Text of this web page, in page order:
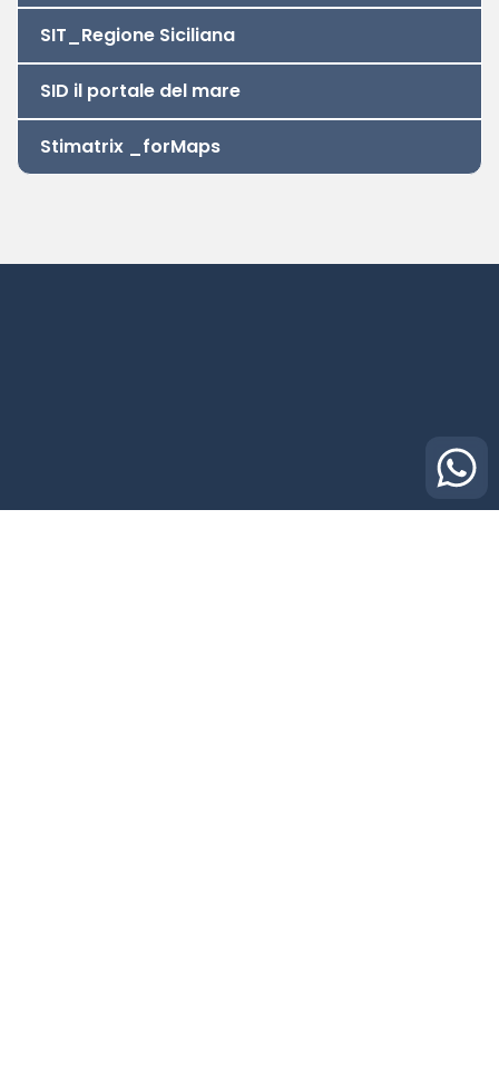
SIT_Regione Siciliana
SID il portale del mare
Stimatrix _forMaps
Privacy Policy| Amministrazione Trasparente
© 2026 - Collegio Dei Geometri E Geometri Laureati
Della Prov. Di Trapani